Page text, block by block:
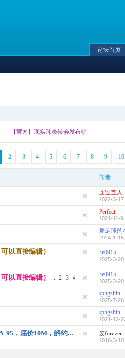
论坛首页
【官方】现实球员转会发布帖
2 3 4 5 6 7 8 9 10
作者
连过五人
2022-3-17
Perfect
2021-11-9
爱足球的
2024-1-16
以直接编辑） he0915
2025-3-20
以直接编辑） ... 2 3 4 he0915
2025-3-20
sphgshin
2025-7-26
sphgshin
2021-12-
95，底价10M，解约... 废forever
2016-3-10